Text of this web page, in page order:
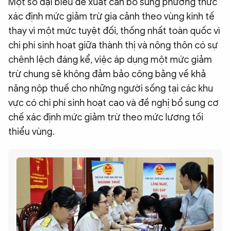
xác định mức giảm trừ gia cảnh theo vùng kinh tế
thay vì một mức tuyệt đối, thống nhất toàn quốc vì
chi phí sinh hoạt giữa thành thị và nông thôn có sự
chênh lệch đáng kể, việc áp dụng một mức giảm
trừ chung sẽ không đảm bảo công bằng về khả
năng nộp thuế cho những người sống tại các khu
vực có chi phí sinh hoạt cao và đề nghị bổ sung cơ
chế xác định mức giảm trừ theo mức lương tối
thiểu vùng.